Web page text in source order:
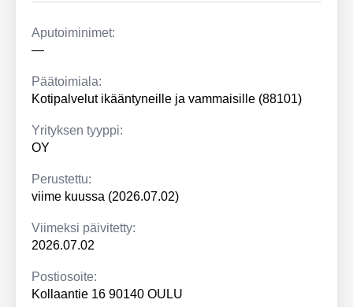
Aputoiminimet:
—
Päätoimiala:
Kotipalvelut ikääntyneille ja vammaisille (88101)
Yrityksen tyyppi:
OY
Perustettu:
viime kuussa (2026.07.02)
Viimeksi päivitetty:
2026.07.02
Postiosoite:
Kollaantie 16 90140 OULU